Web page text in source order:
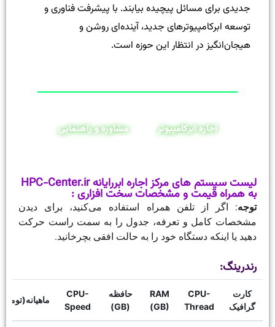
جدیدی برای مسائل پیچیده بیابند. با پیشرفت فناوری و
توسعه ابرکامپیوترهای جدید، آینده‌ای روشن و
هیجان‌انگیز در انتظار این حوزه است.
اجاره ابرکامپیوتر مشاوره و راهنمایی
لیست سیستم های مرکز اجاره ابررایانه HPC-Center.ir
به همراه قیمت و مشخصات سخت افزاری :
توجه: اگر از تلفن همراه استفاده می‌کنید، برای دیدن
مشخصات کامل و تعرفه، جدول را به سمت راست حرکت
دهید یا اینکه دستگاه خود را به حالت افقی بچرخانید.
رندرینگ:
کارت
گرافیک
CPU-
Thread
RAM
(GB)
حافظه
(GB)
CPU-
Speed